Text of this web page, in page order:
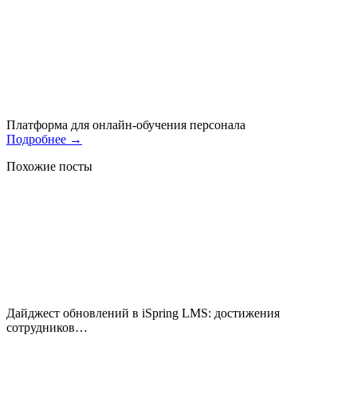
Платформа для онлайн-обучения персонала
Подробнее →
Похожие посты
Дайджест обновлений в iSpring LMS: достижения
сотрудников…